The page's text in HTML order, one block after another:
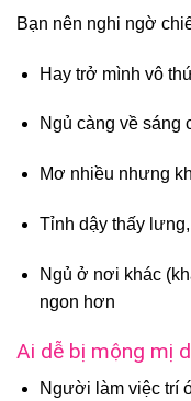
Bạn nên nghi ngờ
Hay trở mình vô
Ngủ càng về sáng
Mơ nhiều nhưng
Tỉnh dậy thấy
Ngủ ở nơi khác
ngon hơn
Ai dễ bị mộng mị
Người làm việc trí